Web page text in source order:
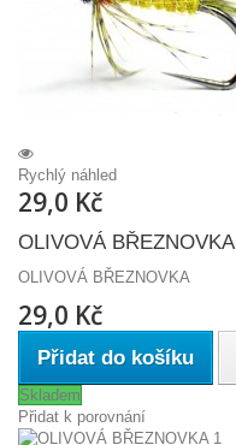
Rychlý náhled
29,0 Kč
OLIVOVÁ BŘEZNOVKA
OLIVOVÁ BŘEZNOVKA
29,0 Kč
Přidat do košíku
Skladem
Přidat k porovnání